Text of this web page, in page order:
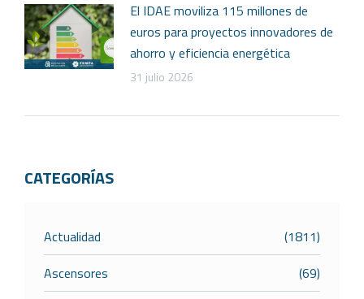
El IDAE moviliza 115 millones de
euros para proyectos innovadores de
ahorro y eficiencia energética
31 julio 2026
CATEGORÍAS
Actualidad
(1811)
Ascensores
(69)